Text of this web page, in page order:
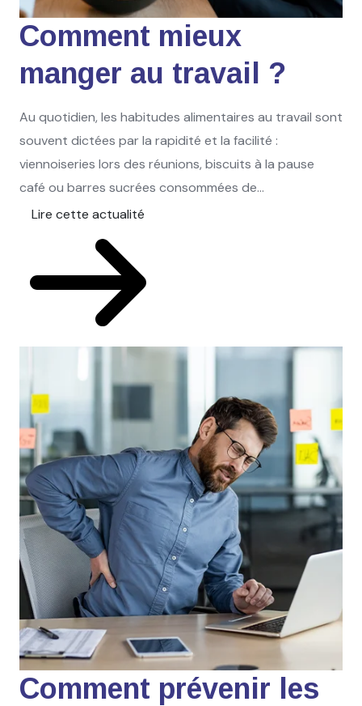
Comment mieux
manger au travail ?
Au quotidien, les habitudes alimentaires au travail sont
souvent dictées par la rapidité et la facilité :
viennoiseries lors des réunions, biscuits à la pause
café ou barres sucrées consommées de...
Lire cette actualité
Comment prévenir les